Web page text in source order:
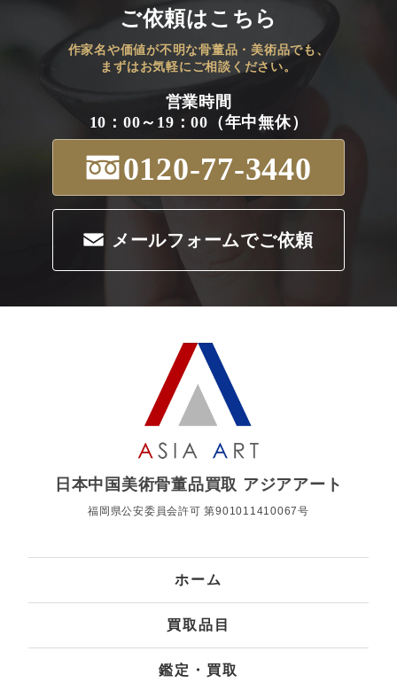
ご依頼はこちら
作家名や価値が不明な骨董品・美術品でも、
まずはお気軽にご相談ください。
営業時間
10：00～19：00（年中無休）
0120-77-3440
メールフォームでご依頼
日本中国美術骨董品買取 アジアアート
福岡県公安委員会許可 第901011410067号
ホーム
買取品目
鑑定・買取